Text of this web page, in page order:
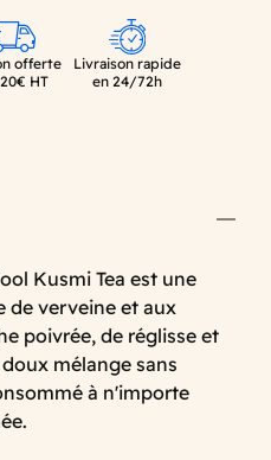
offerte
HT
Livraison rapide
en 24/72h
Kusmi Tea est une
de verveine et aux
poivrée, de réglisse et
mélange sans
à n'importe